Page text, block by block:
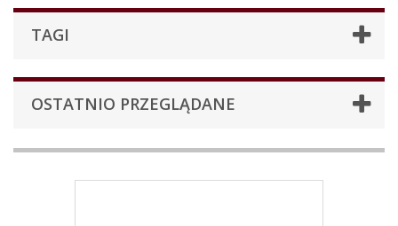
TAGI
OSTATNIO PRZEGLĄDANE